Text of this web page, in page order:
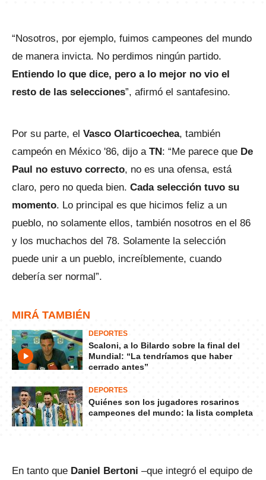
“Nosotros, por ejemplo, fuimos campeones del mundo
de manera invicta. No perdimos ningún partido.
Entiendo lo que dice, pero a lo mejor no vio el
resto de las selecciones”, afirmó el santafesino.
Por su parte, el Vasco Olarticoechea, también
campeón en México '86, dijo a TN: “Me parece que De
Paul no estuvo correcto, no es una ofensa, está
claro, pero no queda bien. Cada selección tuvo su
momento. Lo principal es que hicimos feliz a un
pueblo, no solamente ellos, también nosotros en el 86
y los muchachos del 78. Solamente la selección
puede unir a un pueblo, increíblemente, cuando
debería ser normal”.
MIRÁ TAMBIÉN
DEPORTES
Scaloni, a lo Bilardo sobre la final del
Mundial: “La tendríamos que haber
cerrado antes”
DEPORTES
Quiénes son los jugadores rosarinos
campeones del mundo: la lista completa
En tanto que Daniel Bertoni –que integró el equipo de